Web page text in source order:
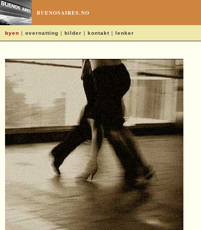
BUENOSAIRES.NO
byen | overnatting | bilder | kontakt | lenker